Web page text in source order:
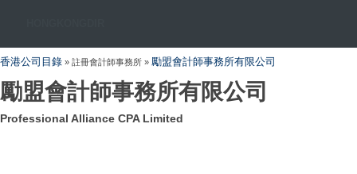
香港公司目錄 » 註冊會計師事務所 » 勵盟會計師事務所有限公司
勵盟會計師事務所有限公司
Professional Alliance CPA Limited